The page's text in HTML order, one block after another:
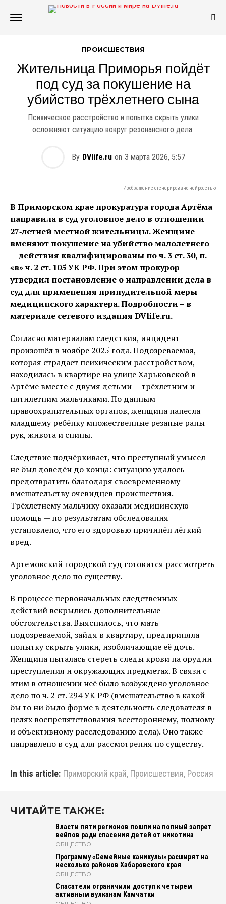
ПРОИСШЕСТВИЯ
Жительница Приморья пойдёт
под суд за покушение на
убийство трёхлетнего сына
Психическое расстройство и попытка скрыть улики
осложняют ситуацию вокруг резонансного дела.
By DVlife.ru on 3 марта 2026, 5:57
Изображение сгенерировано нейросетью
В Приморском крае прокуратура города Артёма
направила в суд уголовное дело в отношении
27‑летней местной жительницы. Женщине
вменяют покушение на убийство малолетнего
— действия квалифицированы по ч. 3 ст. 30, п.
«в» ч. 2 ст. 105 УК РФ. При этом прокурор
утвердил постановление о направлении дела в
суд для применения принудительной меры
медицинского характера. Подробности – в
материале сетевого издания DVlife.ru.
Согласно материалам следствия, инцидент
произошёл в ноябре 2025 года. Подозреваемая,
которая страдает психическим расстройством,
находилась в квартире на улице Харьковской в
Артёме вместе с двумя детьми — трёхлетним и
пятилетним мальчиками. По данным
правоохранительных органов, женщина нанесла
младшему ребёнку множественные резаные раны
рук, живота и спины.
Следствие подчёркивает, что преступный умысел
не был доведён до конца: ситуацию удалось
предотвратить благодаря своевременному
вмешательству очевидцев происшествия.
Трёхлетнему мальчику оказали медицинскую
помощь — по результатам обследования
установлено, что его здоровью причинён лёгкий
вред.
Артемовский городской суд готовится рассмотреть
уголовное дело по существу.
В процессе первоначальных следственных
действий вскрылись дополнительные
обстоятельства. Выяснилось, что мать
подозреваемой, зайдя в квартиру, предприняла
попытку скрыть улики, изобличающие её дочь.
Женщина пыталась стереть следы крови на орудии
преступления и окружающих предметах. В связи с
этим в отношении неё было возбуждено уголовное
дело по ч. 2 ст. 294 УК РФ (вмешательство в какой
бы то ни было форме в деятельность следователя в
целях воспрепятствования всестороннему, полному
и объективному расследованию дела). Оно также
направлено в суд для рассмотрения по существу.
In this article: Приморский край, Происшествия, Россия
ЧИТАЙТЕ ТАКЖЕ:
Власти пяти регионов пошли на полный запрет
вейпов ради спасения детей от никотина
ОБЩЕСТВО
Программу «Семейные каникулы» расширят на
несколько районов Хабаровского края
ОБЩЕСТВО
Спасатели ограничили доступ к четырем
активным вулканам Камчатки